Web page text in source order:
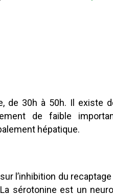
de 30h à 50h. Il existe
de faible
hépatique.
l’inhibition du
sérotonine est un